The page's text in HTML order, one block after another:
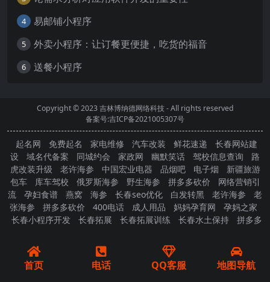
4 易邮铺小程序
5 外卖小程序：让订餐更便捷，吃货的福音
6 送餐小程序
Copyright © 2023吉林博纳德网络科技- All rights reserved
备案号:吉ICP备2021005307号
起名网 免费起名 家电维修 汽车改装 鲜花速递
长春网站建
设
域名代备案 同城约会 家政网 幽默笑话 驾校信息查询
路
虎改装升级
老许海参 中国宏业电器 品烟吧 电子烟
新疆旅游
包车
库车驾校 俄罗斯海参 野生海参 拼多多砍价
网络营销引
流
孕妇食谱 燕窝 海参 长春seo优化 白发转黑 老许海参
老
张海参
拼多多砍价 400电话 成人用品 妈妈孕育网
孕妈之家
长春小程序开发
长春拓展 长春拓展训练 长春水土保持
拼多多
首页 电话 QQ客服 地图导航